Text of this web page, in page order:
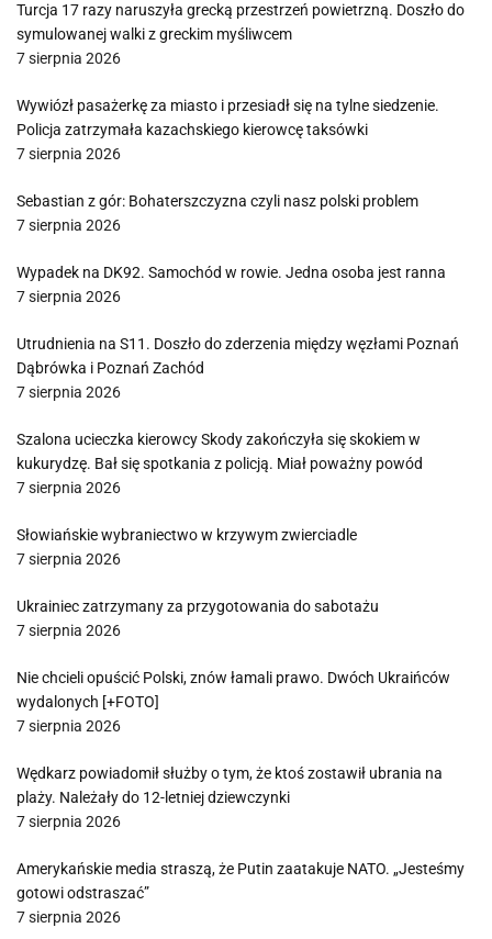
Turcja 17 razy naruszyła grecką przestrzeń powietrzną. Doszło do
symulowanej walki z greckim myśliwcem
7 sierpnia 2026
Wywiózł pasażerkę za miasto i przesiadł się na tylne siedzenie.
Policja zatrzymała kazachskiego kierowcę taksówki
7 sierpnia 2026
Sebastian z gór: Bohaterszczyzna czyli nasz polski problem
7 sierpnia 2026
Wypadek na DK92. Samochód w rowie. Jedna osoba jest ranna
7 sierpnia 2026
Utrudnienia na S11. Doszło do zderzenia między węzłami Poznań
Dąbrówka i Poznań Zachód
7 sierpnia 2026
Szalona ucieczka kierowcy Skody zakończyła się skokiem w
kukurydzę. Bał się spotkania z policją. Miał poważny powód
7 sierpnia 2026
Słowiańskie wybraniectwo w krzywym zwierciadle
7 sierpnia 2026
Ukrainiec zatrzymany za przygotowania do sabotażu
7 sierpnia 2026
Nie chcieli opuścić Polski, znów łamali prawo. Dwóch Ukraińców
wydalonych [+FOTO]
7 sierpnia 2026
Wędkarz powiadomił służby o tym, że ktoś zostawił ubrania na
plaży. Należały do 12-letniej dziewczynki
7 sierpnia 2026
Amerykańskie media straszą, że Putin zaatakuje NATO. „Jesteśmy
gotowi odstraszać”
7 sierpnia 2026